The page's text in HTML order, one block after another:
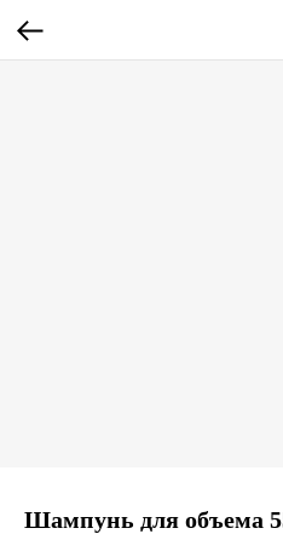
Шампунь для объема